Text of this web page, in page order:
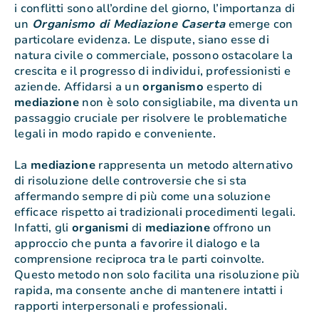
i conflitti sono all’ordine del giorno, l’importanza di
un Organismo di Mediazione Casertaemerge con
particolare evidenza. Le dispute, siano esse di
natura civile o commerciale, possono ostacolare la
crescita e il progresso di individui, professionisti e
aziende. Affidarsi a unorganismo esperto di
mediazione non è solo consigliabile, ma diventa un
passaggio cruciale per risolvere le problematiche
legali in modo rapido e conveniente.
La mediazionerappresenta un metodo alternativo
di risoluzione delle controversie che si sta
affermando sempre di più come una soluzione
efficace rispetto ai tradizionali procedimenti legali.
Infatti, gli organismi di mediazioneoffrono un
approccio che punta a favorire il dialogo e la
comprensione reciproca tra le parti coinvolte.
Questo metodo non solo facilita una risoluzione più
rapida, ma consente anche di mantenere intatti i
rapporti interpersonali e professionali.